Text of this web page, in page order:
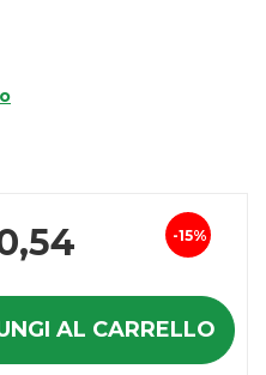
Sconto
15%
AL CARRELLO